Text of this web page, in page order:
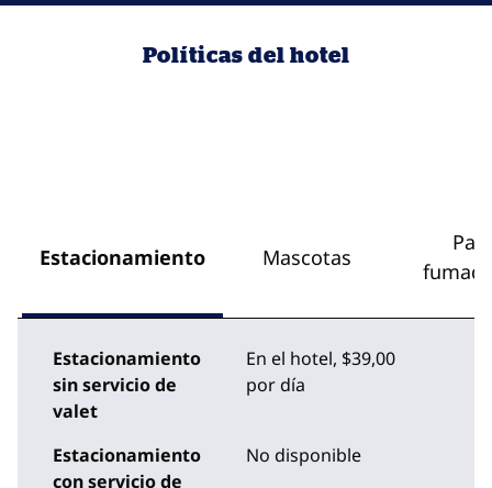
Políticas del hotel
Estacionamiento Mascotas
Estacionamiento
sin servicio de
valet
En el hotel, $39,00
por día
Estacionamiento
con servicio de
No disponible